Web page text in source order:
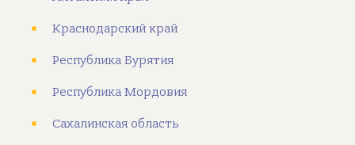
Краснодарский край
Республика Бурятия
Республика Мордовия
Сахалинская область